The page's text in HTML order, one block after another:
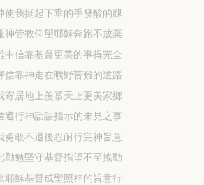
使我挺起下垂的手發酸的腿
神管教仰望耶穌奔跑不放棄
中信靠基督更美的事得完全
信靠神走在曠野苦難的道路
寄居地上羨慕天上更美家鄉
遵行神話語指示的未見之事
勇敢不退後忍耐行完神旨意
勸勉堅守基督指望不至搖動
耶穌基督成聖照神的旨意行